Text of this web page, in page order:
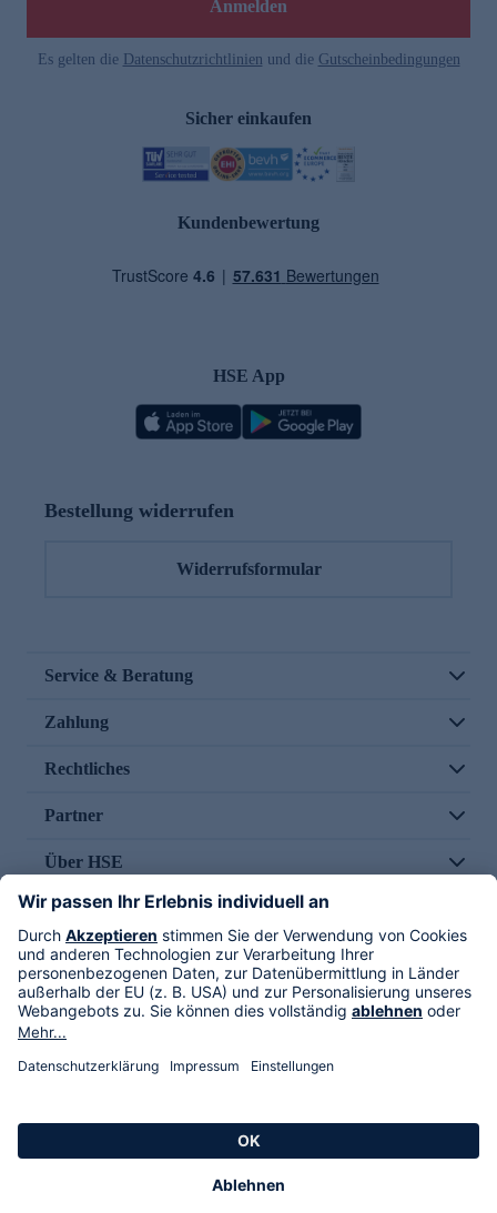
Anmelden
Es gelten die Datenschutzrichtlinien und die Gutscheinbedingungen
Sicher einkaufen
Kundenbewertung
HSE App
Bestellung widerrufen
Widerrufsformular
Service & Beratung
Zahlung
Rechtliches
Partner
Über HSE
Im TV
HSE International